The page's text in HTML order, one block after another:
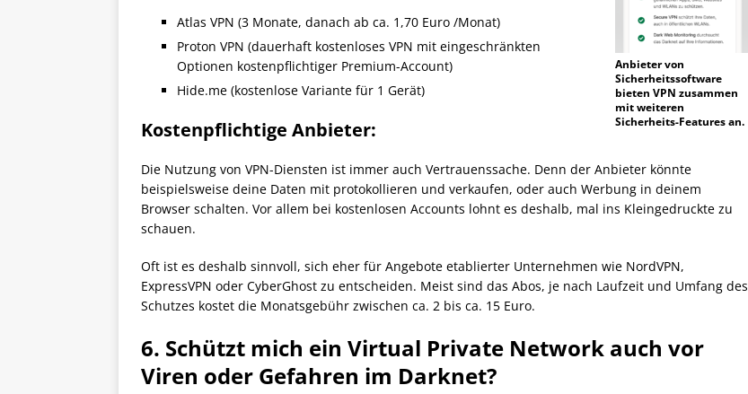
Anbieter von
Sicherheitssoftware
bieten VPN zusammen
mit weiteren
Sicherheits-Features an.
Atlas VPN (3 Monate, danach ab ca. 1,70 Euro /Monat)
Proton VPN (dauerhaft kostenloses VPN mit eingeschränkten
Optionen kostenpflichtiger Premium-Account)
Hide.me (kostenlose Variante für 1 Gerät)
Kostenpflichtige Anbieter:
Die Nutzung von VPN-Diensten ist immer auch Vertrauenssache. Denn der Anbieter könnte
beispielsweise deine Daten mit protokollieren und verkaufen, oder auch Werbung in deinem
Browser schalten. Vor allem bei kostenlosen Accounts lohnt es deshalb, mal ins Kleingedruckte zu
schauen.
Oft ist es deshalb sinnvoll, sich eher für Angebote etablierter Unternehmen wie NordVPN,
ExpressVPN oder CyberGhost zu entscheiden. Meist sind das Abos, je nach Laufzeit und Umfang des
Schutzes kostet die Monatsgebühr zwischen ca. 2 bis ca. 15 Euro.
6. Schützt mich ein Virtual Private Network auch vor
Viren oder Gefahren im Darknet?